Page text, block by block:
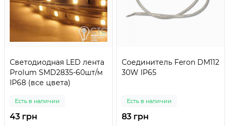
Светодиодная LED лента
Prolum SMD2835-60шт/м
IP68 (все цвета)
Есть в наличии
43 грн
Соединитель Feron DM112
30W IP65
Есть в наличии
83 грн